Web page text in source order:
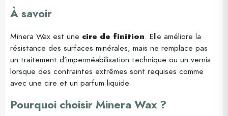
À savoir
Minera Wax est une cire de finition. Elle améliore la
résistance des surfaces minérales, mais ne remplace pas
un traitement d’imperméabilisation technique ou un vernis
lorsque des contraintes extrêmes sont requises comme
avec une cire et un parfum liquide.
Pourquoi choisir Minera Wax ?